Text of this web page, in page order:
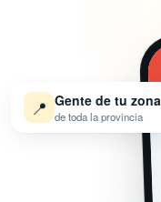
📍 Gente de tu zona
de toda la provincia